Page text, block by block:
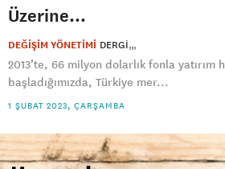
Üzerine…
DEĞİŞİM YÖNETİMİ DERGI
2013’te, 66 milyon dolarlık fonla yatırım
başladığımızda, Türkiye mer...
1 ŞUBAT 2023, ÇARŞAMBA